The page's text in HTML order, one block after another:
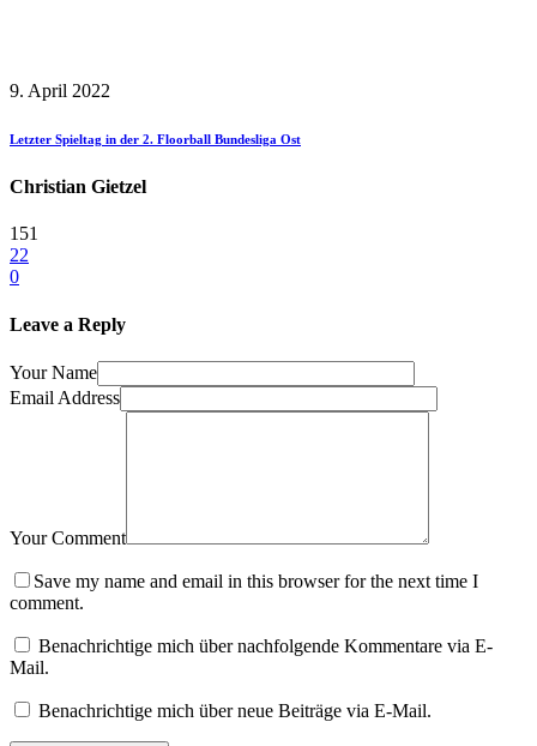
9. April 2022
Letzter Spieltag in der 2. Floorball Bundesliga Ost
Christian Gietzel
151
22
0
Leave a Reply
Your Name
Email Address
Your Comment
Save my name and email in this browser for the next time I
comment.
Benachrichtige mich über nachfolgende Kommentare via E-
Mail.
Benachrichtige mich über neue Beiträge via E-Mail.